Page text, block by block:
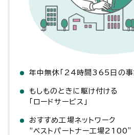
年中無休「24時間365日の事
もしものときに駆け付ける
「ロードサービス」
おすすめ工場ネットワーク
“ベストパートナー工場2100”